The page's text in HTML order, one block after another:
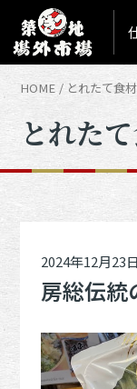
HOME とれたて食
とれた
2024年12月23
房総伝統